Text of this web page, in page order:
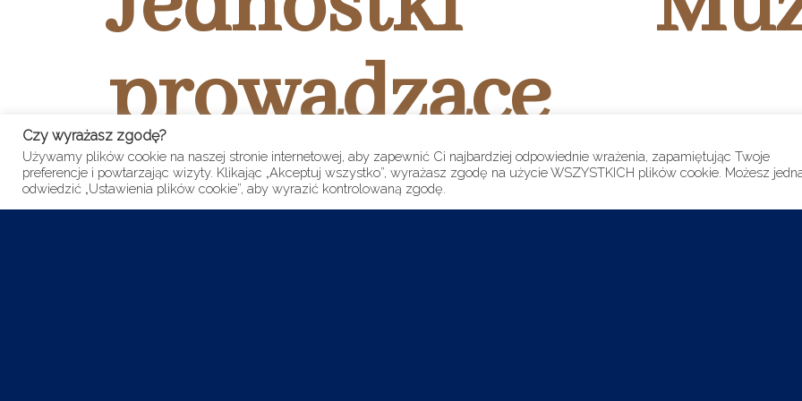
prowadzące
Biblioteka MNZP
Darczyńcy Muzeum
Czy wyrażasz zgodę?
Używamy plików cookie na naszej stronie internetowej, aby zapewnić Ci najbardziej odpowiednie wrażenia, zapamiętując Twoje
preferencje i powtarzając wizyty. Klikając „Akceptuj wszystko”, wyrażasz zgodę na użycie WSZYSTKICH plików cookie. Możesz
odwiedzić „Ustawienia plików cookie”, aby wyrazić kontrolowaną zgodę.